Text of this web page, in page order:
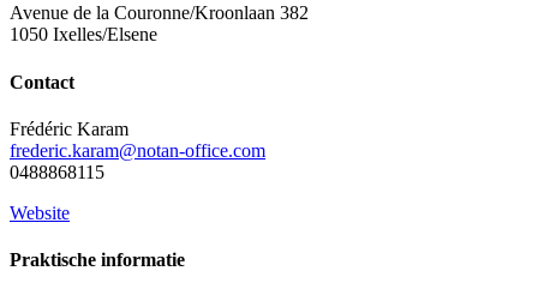
Avenue de la Couronne/Kroonlaan 382
1050 Ixelles/Elsene
Contact
Frédéric Karam
frederic.karam@notan-office.com
0488868115
Website
Praktische informatie